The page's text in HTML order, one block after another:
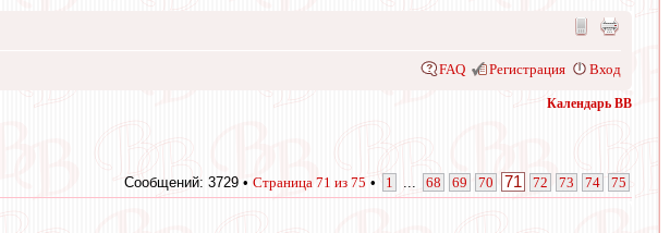
FAQ Регистрация Вход
Календарь ВВ
Сообщений: 3729 • Страница 71 из 75 • 1 68 69 70 71 72 73 74 75